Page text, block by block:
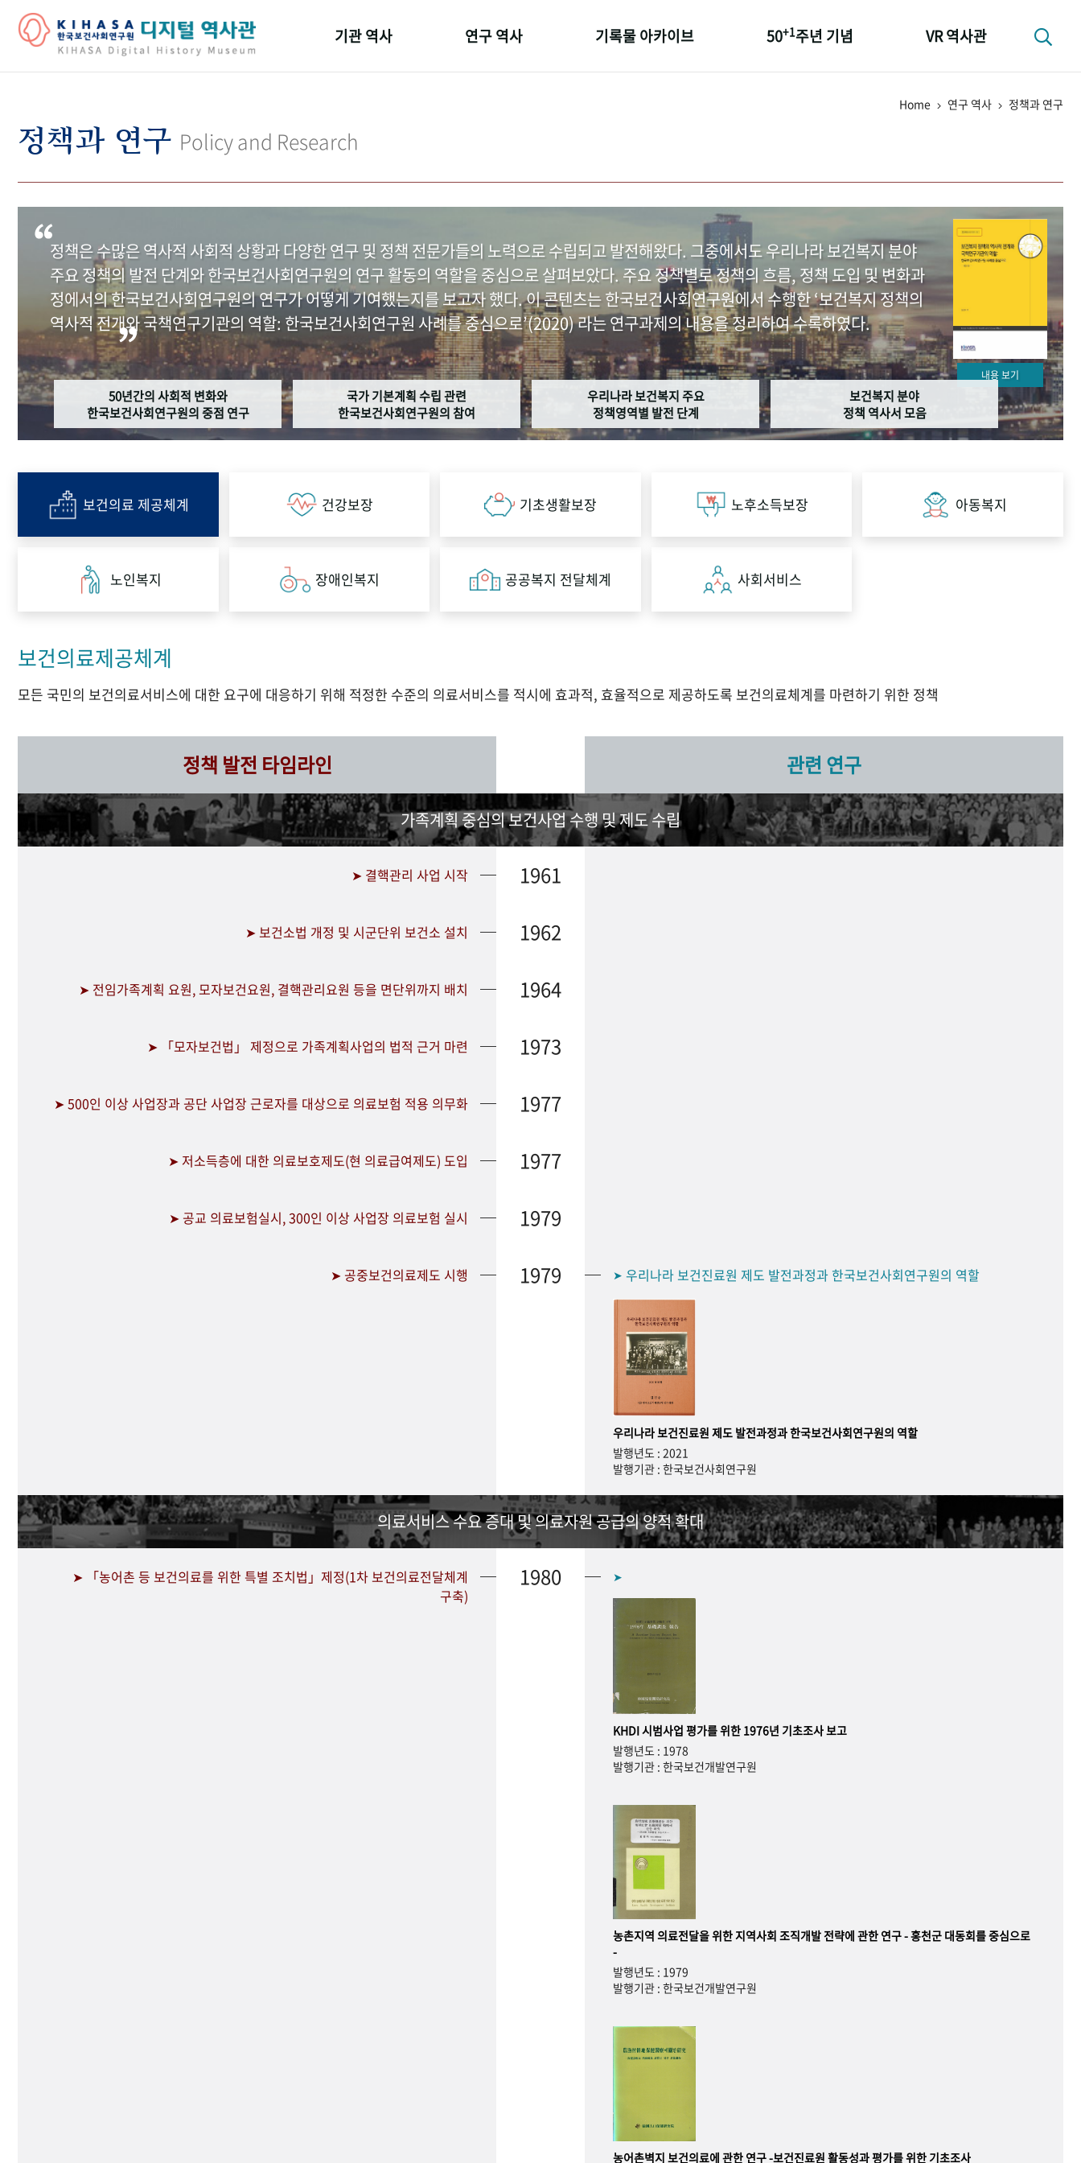
기관 역사
기관 변천사
연구 역사 기록물 아카이브 50+1주년 기념 VR 역사관
Home 연구 역사 정책과 연구
정책과 연구 Policy and Research
정책은 수많은 역사적 사회적 상황과 다양한 연구 및 정책 전문가들의 노력으로 수립되고 발전해왔다. 그중에서도 우리나라 보건복지 분야
주요 정책의 발전 단계와 한국보건사회연구원의 연구 활동의 역할을 중심으로 살펴보았다. 주요 정책별로 정책의 흐름, 정책 도입 및 변화과
정에서의 한국보건사회연구원의 연구가 어떻게 기여했는지를 보고자 했다. 이 콘텐츠는 한국보건사회연구원에서 수행한 ‘보건복지 정책의
역사적 전개와 국책연구기관의 역할: 한국보건사회연구원 사례를 중심으로’(2020) 라는 연구과제의 내용을 정리하여 수록하였다.
내용 보기
50년간의 사회적 변화와
한국보건사회연구원의 중점 연구
국가 기본계획 수립 관련
한국보건사회연구원의 참여
우리나라 보건복지 주요
정책영역별 발전 단계
보건복지 분야
정책 역사서 모음
보건의료 제공체계 건강보장 기초생활보장 노후소득보장 아동복지
노인복지 장애인복지 공공복지 전달체계 사회서비스
보건의료제공체계
모든 국민의 보건의료서비스에 대한 요구에 대응하기 위해 적정한 수준의 의료서비스를 적시에 효과적, 효율적으로 제공하도록 보건의료체계를 마련하기 위한 정책
정책 발전 타임라인 관련 연구
가족계획 중심의 보건사업 수행 및 제도 수립
➤ 결핵관리 사업 시작 1961
➤ 보건소법 개정 및 시군단위 보건소 설치 1962
➤ 전임가족계획 요원, 모자보건요원, 결핵관리요원 등을 면단위까지 배치 1964
➤ 「모자보건법」 제정으로 가족계획사업의 법적 근거 마련 1973
➤ 500인 이상 사업장과 공단 사업장 근로자를 대상으로 의료보험 적용 의무화 1977
➤ 저소득층에 대한 의료보호제도(현 의료급여제도) 도입 1977
➤ 공교 의료보험실시, 300인 이상 사업장 의료보험 실시 1979
➤ 공중보건의료제도 시행 1979 ➤ 우리나라 보건진료원 제도 발전과정과 한국보건사회연구원의 역할
우리나라 보건진료원 제도 발전과정과 한국보건사회연구원의 역할
발행년도 : 2021
발행기관 : 한국보건사회연구원
의료서비스 수요 증대 및 의료자원 공급의 양적 확대
➤ 「농어촌 등 보건의료를 위한 특별 조치법」제정(1차 보건의료전달체계
구축)
1980 ➤
KHDI 시범사업 평가를 위한 1976년 기초조사 보고
발행년도 : 1978
발행기관 : 한국보건개발연구원
농촌지역 의료전달을 위한 지역사회 조직개발 전략에 관한 연구 - 홍천군 대동회를 중심으로
-
발행년도 : 1979
발행기관 : 한국보건개발연구원
농어촌벽지 보건의료에 관한 연구 -보건진료원 활동성과 평가를 위한 기초조사